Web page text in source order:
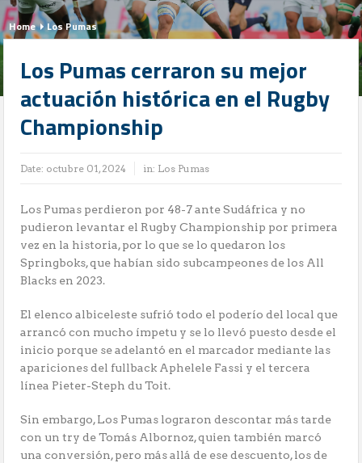
Home Los Pumas
Los Pumas cerraron su mejor
actuación histórica en el Rugby
Championship
Date: octubre 01, 2024 in: Los Pumas
Los Pumas perdieron por 48-7 ante Sudáfrica y no
pudieron levantar el Rugby Championship por primera
vez en la historia, por lo que se lo quedaron los
Springboks, que habían sido subcampeones de los All
Blacks en 2023.
El elenco albiceleste sufrió todo el poderío del local que
arrancó con mucho ímpetu y se lo llevó puesto desde el
inicio porque se adelantó en el marcador mediante las
apariciones del fullback Aphelele Fassi y el tercera
línea Pieter-Steph du Toit.
Sin embargo, Los Pumas lograron descontar más tarde
con un try de Tomás Albornoz, quien también marcó
una conversión, pero más allá de ese descuento, los de